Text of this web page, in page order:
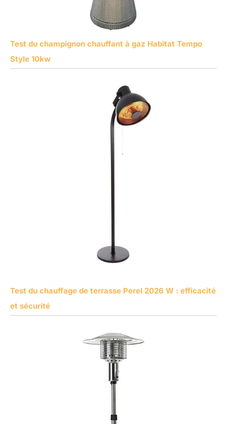
Test du champignon chauffant à gaz Habitat Tempo
Style 10kw
Test du chauffage de terrasse Perel 2026 W : efficacité
et sécurité